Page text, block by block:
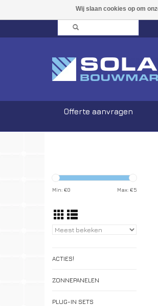
Offerte aanvragen
Min: €0 Max: €5
ACTIES!
ZONNEPANELEN
PLUG-IN SETS